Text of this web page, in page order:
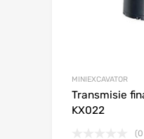
MINIEXCAVATOR
Transmisie
KX022